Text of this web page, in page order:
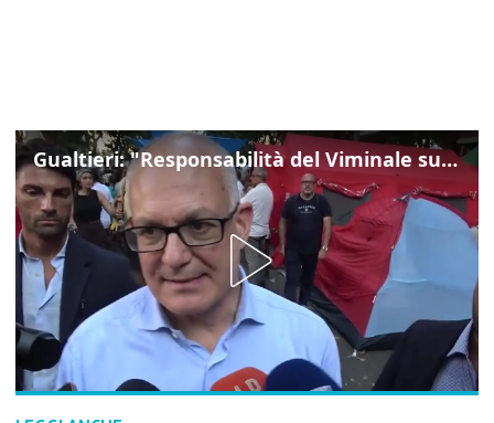
Gualtieri: "Responsabilità del Viminale su Spin Time? La posizione dei partiti è nota"